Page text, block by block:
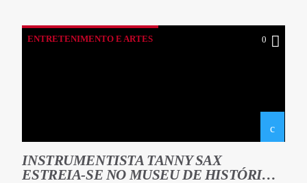
ENTRETENIMENTO E ARTES 0
INSTRUMENTISTA TANNY SAX
ESTREIA-SE NO MUSEU DE HISTÓRIA